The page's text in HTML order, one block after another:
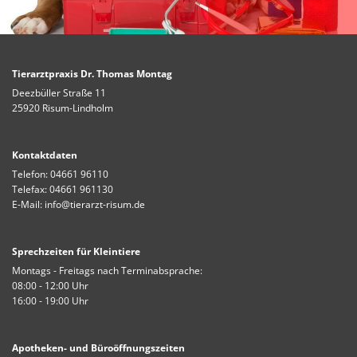
Tierarztpraxis Dr. Thomas Montag
Deezbüller Straße 11
25920 Risum-Lindholm
Kontaktdaten
Telefon:04661 96110
Telefax: 04661 961130
E-Mail: info@tierarzt-risum.de
Sprechzeiten für Kleintiere
Montags - Freitags nach Terminabsprache:
08:00 - 12:00 Uhr
16:00 - 19:00 Uhr
Apotheken- und Büroöffnungszeiten